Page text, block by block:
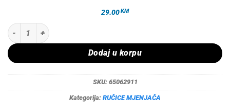
29.00KM
RUCICA MJENJACA SEAT LEON 2 ALTEA TOLEDO 6 BRZINA
Dodaj u korpu
SKU: 65062911
Kategorija: RUČICE MJENJAČA